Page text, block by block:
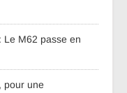
Le M62 passe en
pour une